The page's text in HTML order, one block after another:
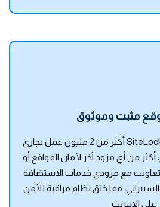
مثبت وموثوق
حمت أمان المواقع من SiteLock أكثر من 2 مليون عمل تجاري
أكثر من أي مزود آخر لأمان المواقع أو
مع مزودي خدمات الاستضافة
مما خلق نظام مراقبة للأمن
على الإنترنت